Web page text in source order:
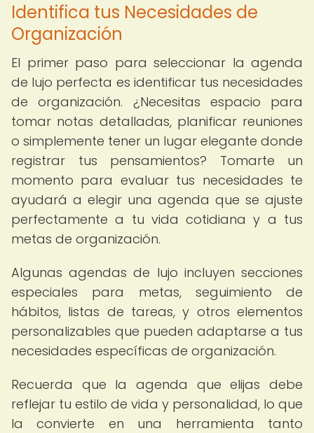
Identifica tus Necesidades de
Organización
El primer paso para seleccionar la agenda
de lujo perfecta es identificar tus necesidades
de organización. ¿Necesitas espacio para
tomar notas detalladas, planificar reuniones
o simplemente tener un lugar elegante donde
registrar tus pensamientos? Tomarte un
momento para evaluar tus necesidades te
ayudará a elegir una agenda que se ajuste
perfectamente a tu vida cotidiana y a tus
metas de organización.
Algunas agendas de lujo incluyen secciones
especiales para metas, seguimiento de
hábitos, listas de tareas, y otros elementos
personalizables que pueden adaptarse a tus
necesidades específicas de organización.
Recuerda que la agenda que elijas debe
reflejar tu estilo de vida y personalidad, lo que
la convierte en una herramienta tanto